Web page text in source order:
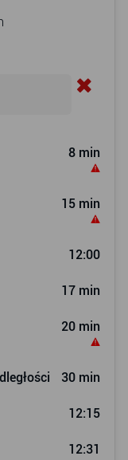
8 min
15 min
12:00
17 min
20 min
30 min
12:15
12:31